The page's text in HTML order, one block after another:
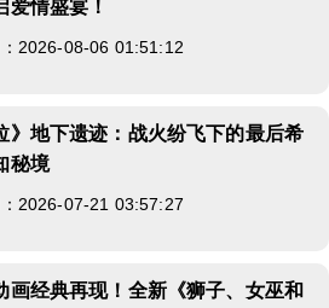
爱情盛宴！
2026-08-06 01:51:12
》地下遗迹：战火纷飞下的最后希
秘境
2026-07-21 03:57:27
画经典再现！全新《狮子、女巫和